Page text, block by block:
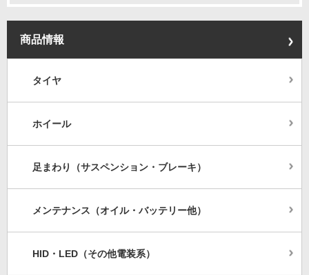
商品情報
タイヤ
ホイール
足まわり（サスペンション・ブレーキ）
メンテナンス（オイル・バッテリー他）
HID・LED（その他電装系）